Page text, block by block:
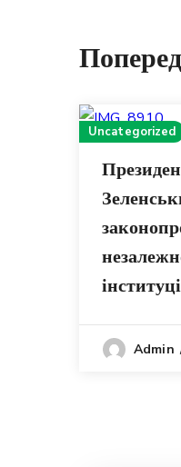
Uncategorized
Admin